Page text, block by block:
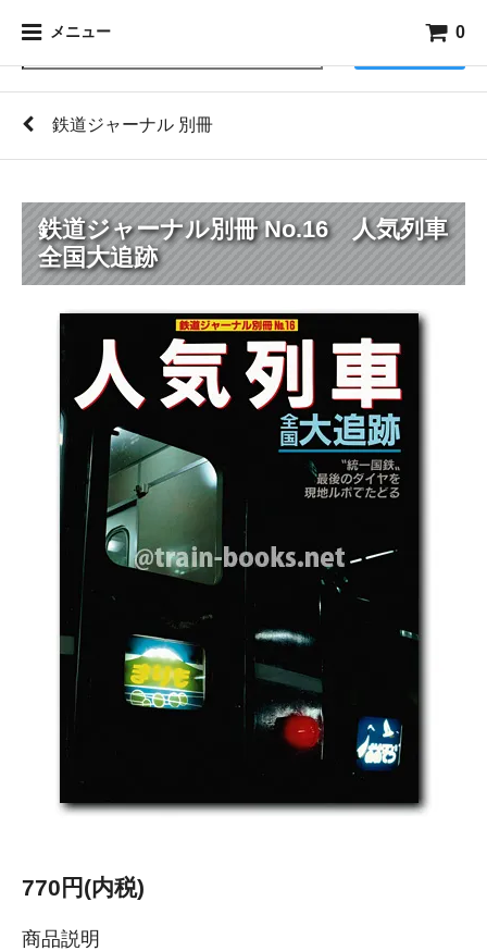
メニュー 0
鉄道ジャーナル 別冊
鉄道ジャーナル別冊 No.16 人気列車
全国大追跡
770円(内税)
商品説明